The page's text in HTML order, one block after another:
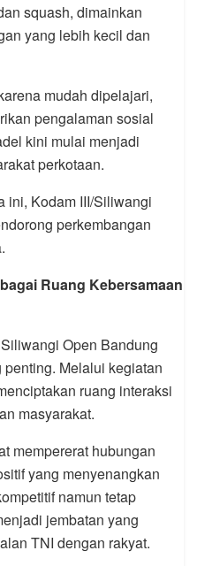
squash, dimainkan
yang lebih kecil dan
mudah dipelajari,
pengalaman sosial
kini mulai menjadi
perkotaan.
ini, Kodam III/Siliwangi
perkembangan
Ruang Kebersamaan
Open Bandung
Melalui kegiatan
ruang interaksi
masyarakat.
mempererat hubungan
yang menyenangkan
namun tetap
jembatan yang
TNI dengan rakyat.